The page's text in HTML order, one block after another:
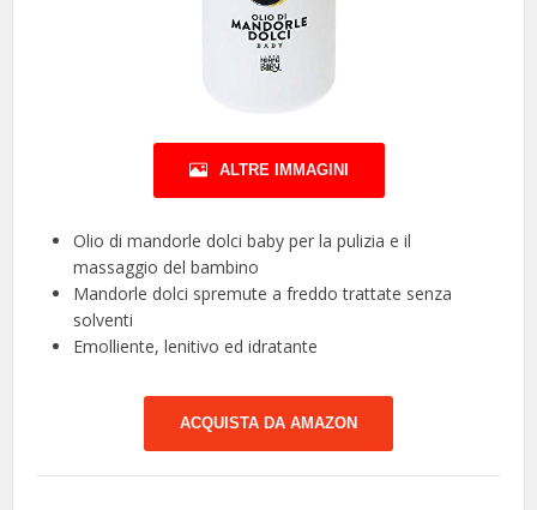
ALTRE IMMAGINI
Olio di mandorle dolci baby per la pulizia e il
massaggio del bambino
Mandorle dolci spremute a freddo trattate senza
solventi
Emolliente, lenitivo ed idratante
ACQUISTA DA AMAZON